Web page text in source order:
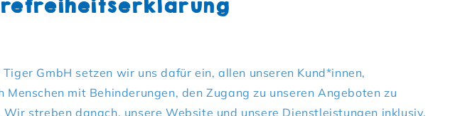
GmbH setzen wir uns dafür ein, allen unseren Kund*innen,
Menschen mit Behinderungen, den Zugang zu unseren Angeboten zu
Wir streben danach, unsere Website und unsere Dienstleistungen inklusiv,